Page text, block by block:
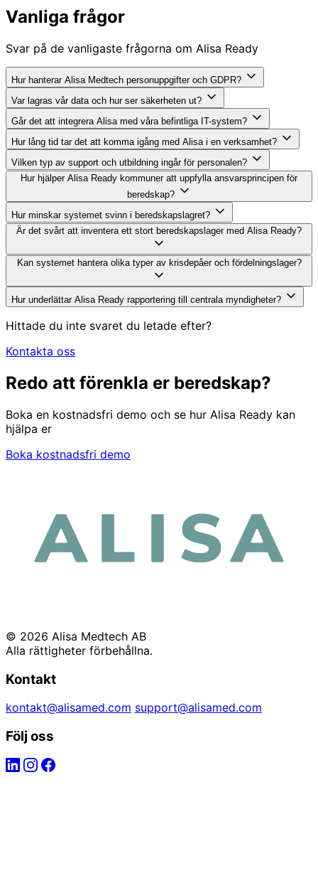
Vanliga frågor
Svar på de vanligaste frågorna om Alisa Ready
Hur hanterar Alisa Medtech personuppgifter och GDPR?
Var lagras vår data och hur ser säkerheten ut?
Går det att integrera Alisa med våra befintliga IT-system?
Hur lång tid tar det att komma igång med Alisa i en verksamhet?
Vilken typ av support och utbildning ingår för personalen?
Hur hjälper Alisa Ready kommuner att uppfylla ansvarsprincipen för
beredskap?
Hur minskar systemet svinn i beredskapslagret?
Är det svårt att inventera ett stort beredskapslager med Alisa Ready?
Kan systemet hantera olika typer av krisdepåer och fördelningslager?
Hur underlättar Alisa Ready rapportering till centrala myndigheter?
Hittade du inte svaret du letade efter?
Kontakta oss
Redo att förenkla er beredskap?
Boka en kostnadsfri demo och se hur Alisa Ready kan
hjälpa er
Boka kostnadsfri demo
© 2026 Alisa Medtech AB
Alla rättigheter förbehållna.
Kontakt
kontakt@alisamed.com support@alisamed.com
Följ oss